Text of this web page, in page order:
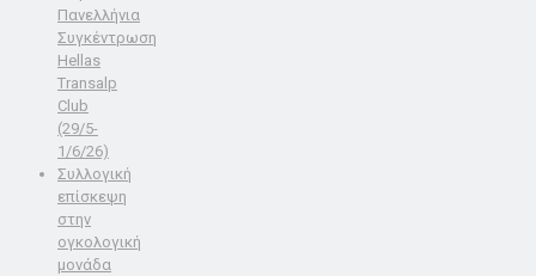
Πανελλήνια
Συγκέντρωση
Hellas
Transalp
Club
(29/5-
1/6/26)
Συλλογική
επίσκεψη
στην
ογκολογική
μονάδα